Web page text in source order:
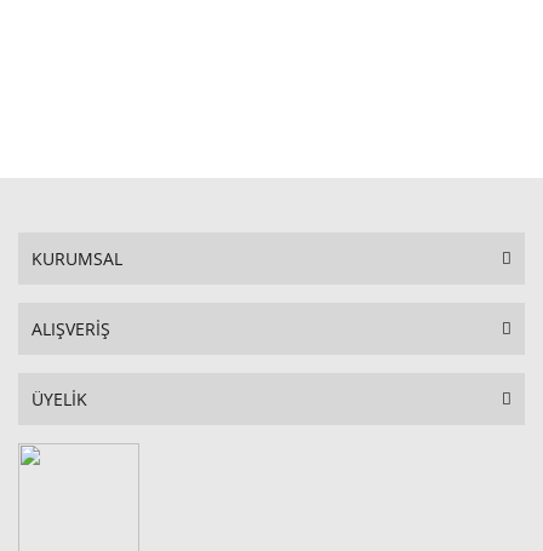
KURUMSAL
ALIŞVERİŞ
ÜYELİK